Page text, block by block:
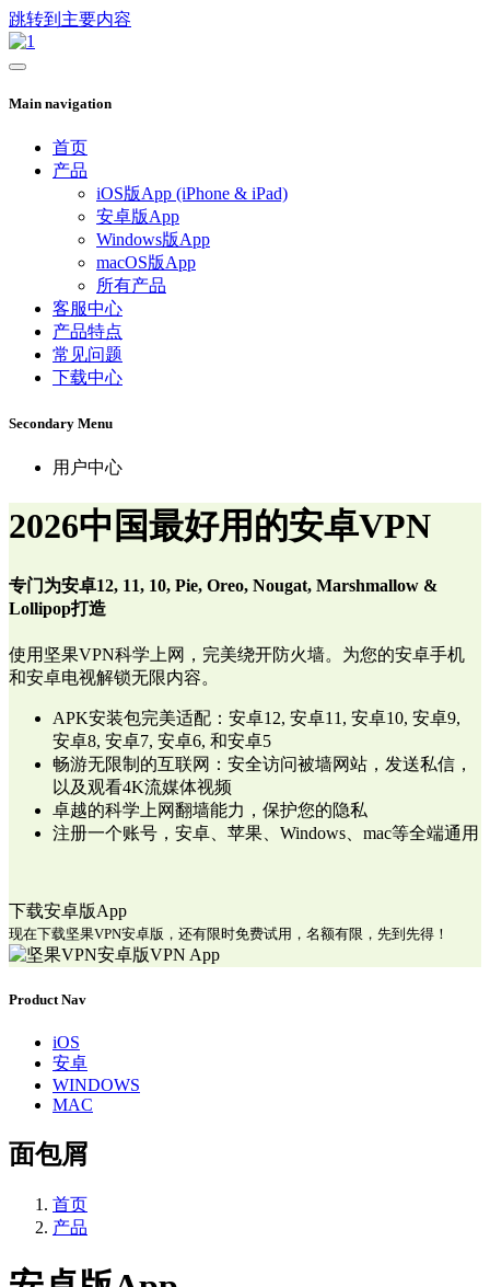
跳转到主要内容
Main navigation
首页
产品
iOS版App (iPhone & iPad)
安卓版App
Windows版App
macOS版App
所有产品
客服中心
产品特点
常见问题
下载中心
Secondary Menu
用户中心
2026中国最好用的安卓VPN
专门为安卓12, 11, 10, Pie, Oreo, Nougat, Marshmallow &
Lollipop打造
使用坚果VPN科学上网，完美绕开防火墙。为您的安卓手机
和安卓电视解锁无限内容。
APK安装包完美适配：安卓12, 安卓11, 安卓10, 安卓9,
安卓8, 安卓7, 安卓6, 和安卓5
畅游无限制的互联网：安全访问被墙网站，发送私信，
以及观看4K流媒体视频
卓越的科学上网翻墙能力，保护您的隐私
注册一个账号，安卓、苹果、Windows、mac等全端通用
下载安卓版App
现在下载坚果VPN安卓版，还有限时免费试用，名额有限，先到先得！
Product Nav
iOS
安卓
WINDOWS
MAC
面包屑
首页
产品